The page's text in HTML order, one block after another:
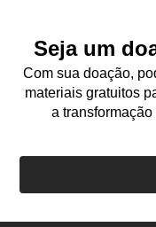
Seja um
Com sua doação,
materiais gratuitos
a